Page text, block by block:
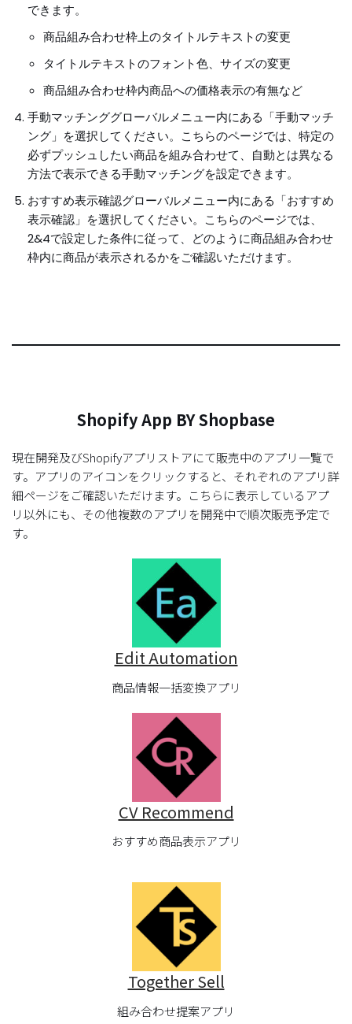
できます。
商品組み合わせ枠上のタイトルテキストの変更
タイトルテキストのフォント色、サイズの変更
商品組み合わせ枠内商品への価格表示の有無など
手動マッチンググローバルメニュー内にある「手動マッチ
ング」を選択してください。こちらのページでは、特定の
必ずプッシュしたい商品を組み合わせて、自動とは異なる
方法で表示できる手動マッチングを設定できます。
おすすめ表示確認グローバルメニュー内にある「おすすめ
表示確認」を選択してください。こちらのページでは、
2&4で設定した条件に従って、どのように商品組み合わせ
枠内に商品が表示されるかをご確認いただけます。
Shopify App BY Shopbase
現在開発及びShopifyアプリストアにて販売中のアプリ一覧で
す。アプリのアイコンをクリックすると、それぞれのアプリ詳
細ページをご確認いただけます。こちらに表示しているアプ
リ以外にも、その他複数のアプリを開発中で順次販売予定で
す。
Edit Automation
商品情報一括変換アプリ
CV Recommend
おすすめ商品表示アプリ
Together Sell
組み合わせ提案アプリ